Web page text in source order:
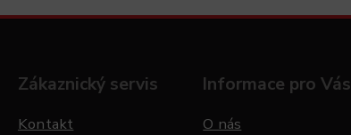
Zákaznický servis
Kontakt
Informace pro Vás
O nás